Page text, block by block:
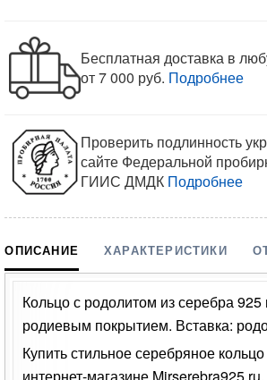
КУПИТЕ В КОМПЛЕКТЕ